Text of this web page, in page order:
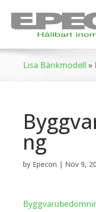
Lisa Bänkmodell »
ng
by Epecon | Nov 9,